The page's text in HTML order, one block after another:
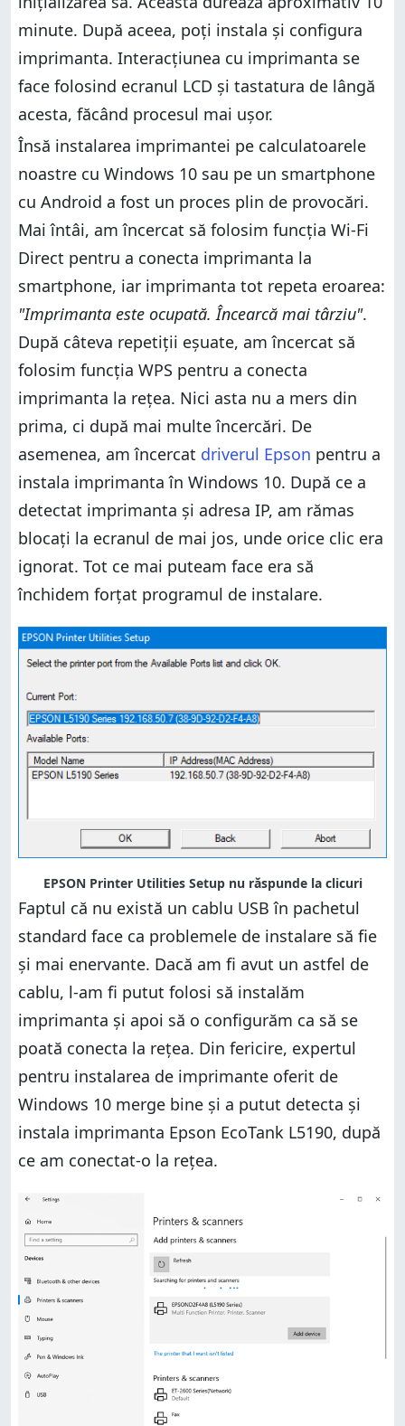
minute. După aceea, poți instala și configura
imprimanta. Interacțiunea cu imprimanta se
face folosind ecranul LCD și tastatura de lângă
acesta, făcând procesul mai ușor.
Însă instalarea imprimantei pe calculatoarele
noastre cu Windows 10 sau pe un smartphone
cu Android a fost un proces plin de provocări.
Mai întâi, am încercat să folosim funcția Wi-Fi
Direct pentru a conecta imprimanta la
smartphone, iar imprimanta tot repeta eroarea:
"Imprimanta este ocupată. Încearcă mai târziu".
După câteva repetiții eșuate, am încercat să
folosim funcția WPS pentru a conecta
imprimanta la rețea. Nici asta nu a mers din
prima, ci după mai multe încercări. De
asemenea, am încercat driverul Epson pentru a
instala imprimanta în Windows 10. După ce a
detectat imprimanta și adresa IP, am rămas
blocați la ecranul de mai jos, unde orice clic era
ignorat. Tot ce mai puteam face era să
închidem forțat programul de instalare.
EPSON Printer Utilities Setup nu răspunde la clicuri
Faptul că nu există un cablu USB în pachetul
standard face ca problemele de instalare să fie
și mai enervante. Dacă am fi avut un astfel de
cablu, l-am fi putut folosi să instalăm
imprimanta și apoi să o configurăm ca să se
poată conecta la rețea. Din fericire, expertul
pentru instalarea de imprimante oferit de
Windows 10 merge bine și a putut detecta și
instala imprimanta Epson EcoTank L5190, după
ce am conectat-o la rețea.